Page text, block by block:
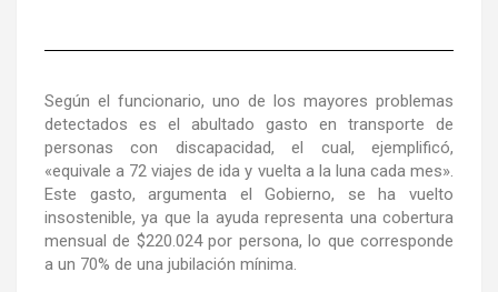
Según el funcionario, uno de los mayores problemas
detectados es el abultado gasto en transporte de
personas con discapacidad, el cual, ejemplificó,
«equivale a 72 viajes de ida y vuelta a la luna cada mes».
Este gasto, argumenta el Gobierno, se ha vuelto
insostenible, ya que la ayuda representa una cobertura
mensual de $220.024 por persona, lo que corresponde
a un 70% de una jubilación mínima.